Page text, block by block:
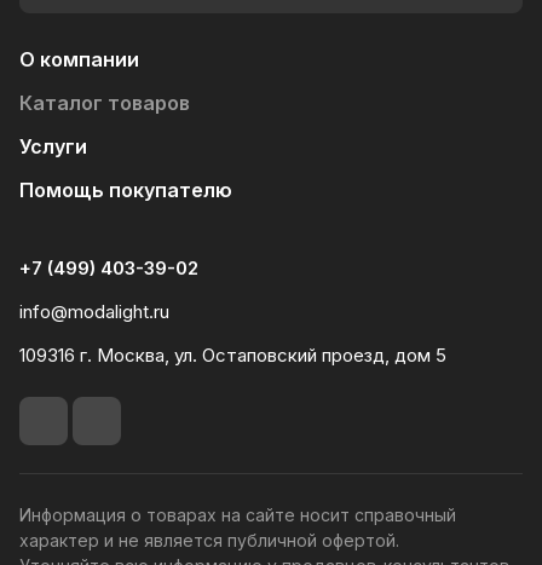
О компании
Каталог товаров
Услуги
Помощь покупателю
+7 (499) 403-39-02
info@modalight.ru
109316 г. Москва, ул. Остаповский проезд, дом 5
Информация о товарах на сайте носит справочный
характер и не является публичной офертой.